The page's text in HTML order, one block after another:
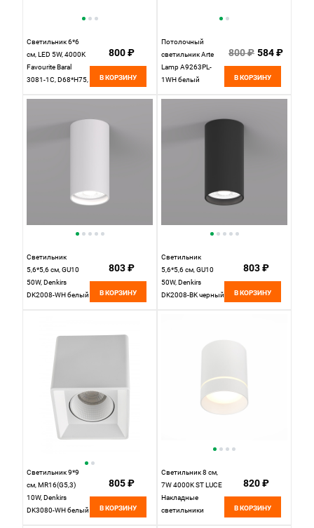
Светильник 6*6
см, LED 5W, 4000K
Favourite Baral
3081-1C, D68*H75,
800 ₽
В КОРЗИНУ
Потолочный
светильник Arte
Lamp A9263PL-
1WH белый
800 ₽ 584 ₽
В КОРЗИНУ
Светильник
5,6*5,6 см, GU10
50W, Denkirs
DK2008-WH белый
803 ₽
В КОРЗИНУ
Светильник
5,6*5,6 см, GU10
50W, Denkirs
DK2008-BK черный
803 ₽
В КОРЗИНУ
Светильник 9*9
см, MR16(G5,3)
10W, Denkirs
DK3080-WH белый
805 ₽
В КОРЗИНУ
Светильник 8 см,
7W 4000K ST LUCE
Накладные
светильники
820 ₽
В КОРЗИНУ